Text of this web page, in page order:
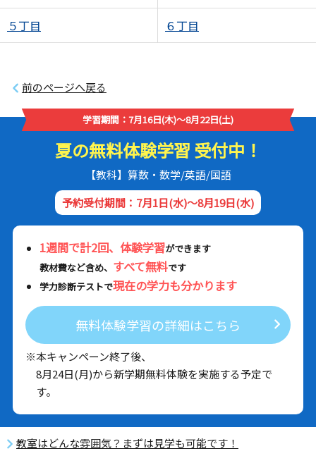
５丁目 ６丁目
前のページへ戻る
学習期間：7月16日(木)～8月22日(土)
夏の無料体験学習 受付中！
【教科】算数・数学/英語/国語
予約受付期間：7月1日(水)～8月19日(水)
1週間で計2回、体験学習ができます
教材費など含め、 すべて無料です
学力診断テストで現在の学力も分かります
無料体験学習の詳細はこちら
※本キャンペーン終了後、
8月24日(月)から新学期無料体験を実施する予定で
す。
教室はどんな雰囲気？まずは見学も可能です！